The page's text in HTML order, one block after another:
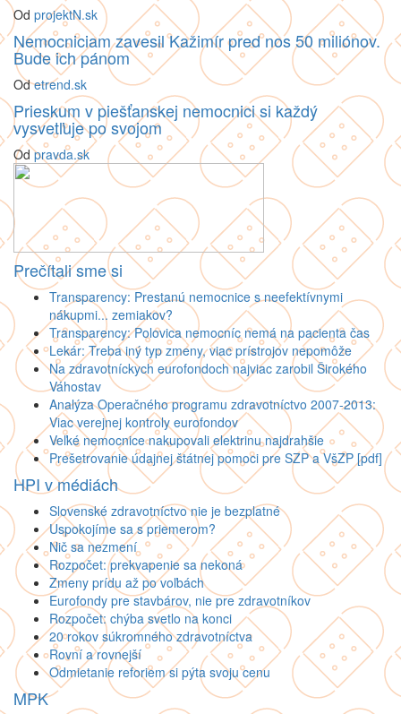
Od projektN.sk
Nemocniciam zavesil Kažimír pred nos 50 miliónov.
Bude ich pánom
Odetrend.sk
Prieskum v piešťanskej nemocnici si každý
vysvetľuje po svojom
Odpravda.sk
Prečítali sme si
Transparency: Prestanú nemocnice s neefektívnymi
nákupmi... zemiakov?
Transparency: Polovica nemocníc nemá na pacienta čas
Lekár: Treba iný typ zmeny, viac prístrojov nepomôže
Na zdravotníckych eurofondoch najviac zarobil Širokého
Váhostav
Analýza Operačného programu zdravotníctvo 2007-2013:
Viac verejnej kontroly eurofondov
Veľké nemocnice nakupovali elektrinu najdrahšie
Prešetrovanie údajnej štátnej pomoci pre SZP a VšZP [pdf]
HPI v médiách
Slovenské zdravotníctvo nie je bezplatné
Uspokojíme sa s priemerom?
Nič sa nezmení
Rozpočet: prekvapenie sa nekoná
Zmeny prídu až po voľbách
Eurofondy pre stavbárov, nie pre zdravotníkov
Rozpočet: chýba svetlo na konci
20 rokov súkromného zdravotníctva
Rovní a rovnejší
Odmietanie reforiem si pýta svoju cenu
MPK